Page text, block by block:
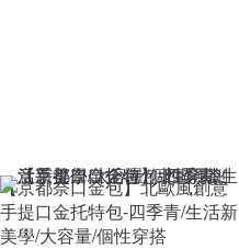
【京都奈口金包】北歐風創意
手提口金托特包-四季青/生活新
美學/大容量/個性穿搭